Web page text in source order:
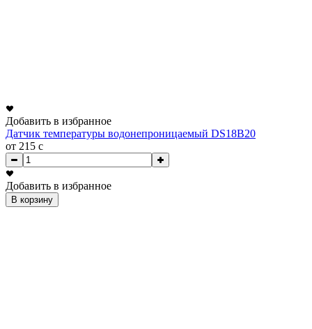
Добавить в избранное
Датчик температуры водонепроницаемый DS18B20
от 215 c
Добавить в избранное
В корзину